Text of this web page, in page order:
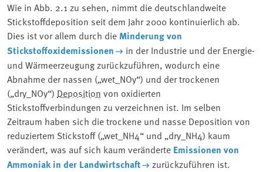
Wie in Abb. 2.1 zu sehen, nimmt die deutschlandweite
Stickstoffdeposition seit dem Jahr 2000 kontinuierlich ab.
Dies ist vor allem durch die Minderung von
Stickstoffoxidemissionen
in der Industrie und der Energie-
und Wärmeerzeugung zurückzuführen, wodurch eine
Abnahme der nassen („wet_NOy“) und der trockenen
(„dry_NOy“) Deposition von oxidierten
Stickstoffverbindungen zu verzeichnen ist. Im selben
Zeitraum haben sich die trockene und nasse Deposition von
reduziertem Stickstoff („wet_NH4“ und „dry_NH4) kaum
verändert, was auf sich kaum veränderte Emissionen von
Ammoniak in der Landwirtschaft
zurückzuführen ist.